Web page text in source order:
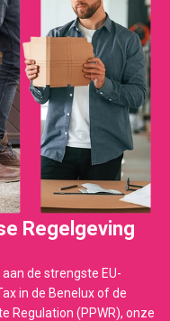
Regelgeving
de strengste EU-
in de Benelux of de
Regulation (PPWR), onze